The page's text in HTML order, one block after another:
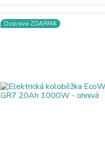
Doprava ZDARMA